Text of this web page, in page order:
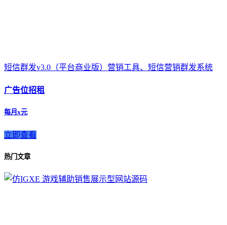
短信群发v3.0（平台商业版）营销工具、短信营销群发系统
广告位招租
每月x元
立即查看
热门文章